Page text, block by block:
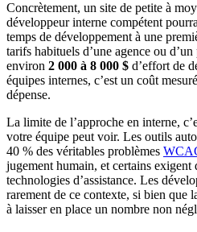
Concrètement, un site de petite à
développeur interne compétent
temps de développement à une
tarifs habituels d’une agence ou
environ 2 000 à 8 000 $ d’effort de
équipes internes, c’est un coût
dépense.
La limite de l’approche en interne,
votre équipe peut voir. Les outils
40 % des véritables problèmes
jugement humain, et certains exigent
technologies d’assistance. Les
rarement de ce contexte, si bien que
à laisser en place un nombre non